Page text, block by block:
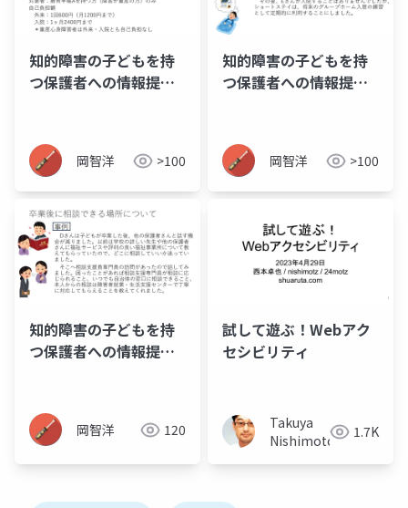
知的障害の子どもを持
つ保護者への情報提供
岡智洋 >100
知的障害の子どもを持
つ保護者への情報提供
岡智洋 >100
知的障害の子どもを持
つ保護者への情報提供
岡智洋 120
試して遊ぶ！Webアク
セシビリティ
Takuya
Nishimoto
1.7K